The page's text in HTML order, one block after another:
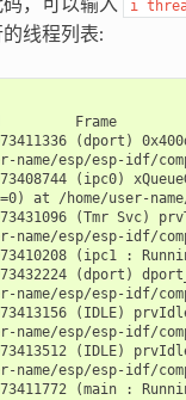
，可以输入 i
线程列表:
Frame
(dport)
name/esp/esp-idf/
(ipc0)
at /home/user-
(Tmr Svc)
name/esp/esp-idf/
(ipc1 :
(dport)
name/esp/esp-idf/
(IDLE)
name/esp/esp-idf/
(IDLE)
name/esp/esp-idf/
(main :